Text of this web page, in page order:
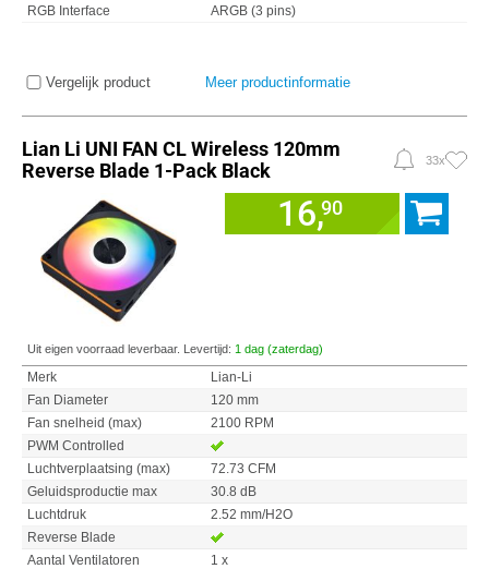
RGB Interface
ARGB (3 pins)
Vergelijk product Meer productinformatie
Lian Li UNI FAN CL Wireless 120mm
Reverse Blade 1-Pack Black
33x
16,90
Uit eigen voorraad leverbaar. Levertijd: 1 dag (zaterdag)
Merk
Lian-Li
Fan Diameter
120 mm
Fan snelheid (max)
2100 RPM
PWM Controlled
Luchtverplaatsing (max)
72.73 CFM
Geluidsproductie max
30.8 dB
Luchtdruk
2.52 mm/H2O
Reverse Blade
Aantal Ventilatoren
1 x